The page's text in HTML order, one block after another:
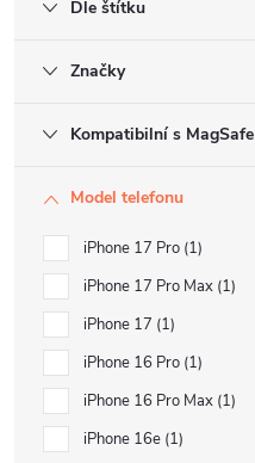
Dle štítku
Značky
Kompatibilní s MagSafe
Model telefonu
iPhone 17 Pro 1
iPhone 17 Pro Max 1
iPhone 17 1
iPhone 16 Pro 1
iPhone 16 Pro Max 1
iPhone 16e 1